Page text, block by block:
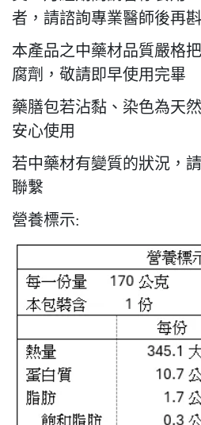
者，請諮詢專業醫師後再
本產品之中藥材品質嚴格
腐劑，敬請即早使用完畢
藥膳包若沾黏、染色為天
安心使用
若中藥材有變質的狀況，
聯繫
營養標示: